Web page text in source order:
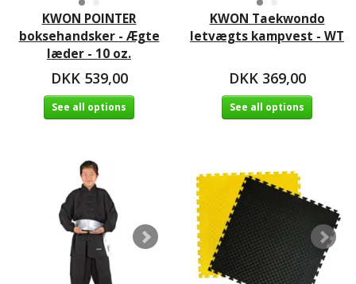
KWON POINTER
boksehandsker - Ægte
læder - 10 oz.
DKK 539,00
See all options
KWON Taekwondo
letvægts kampvest - WT
DKK 369,00
See all options